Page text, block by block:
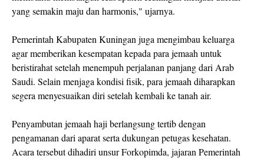
yang semakin maju dan harmonis," ujarnya.
Pemerintah Kabupaten Kuningan juga mengimbau keluarga
agar memberikan kesempatan kepada para jemaah untuk
beristirahat setelah menempuh perjalanan panjang dari Arab
Saudi. Selain menjaga kondisi fisik, para jemaah diharapkan
segera menyesuaikan diri setelah kembali ke tanah air.
Penyambutan jemaah haji berlangsung tertib dengan
pengamanan dari aparat serta dukungan petugas kesehatan.
Acara tersebut dihadiri unsur Forkopimda, jajaran Pemerintah